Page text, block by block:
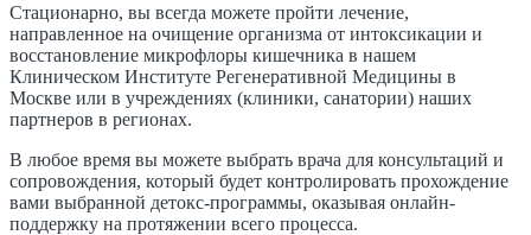
Стационарно, вы всегда можете пройти лечение,
направленное на очищение организма от интоксикации и
восстановление микрофлоры кишечника в нашем
Клиническом Институте Регенеративной Медицины в
Москве или в учреждениях (клиники, санатории) наших
партнеров в регионах.
В любое время вы можете выбрать врача для консультаций и
сопровождения, который будет контролировать прохождение
вами выбранной детокс-программы, оказывая онлайн-
поддержку на протяжении всего процесса.